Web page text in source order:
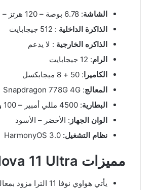
الشاشة: 6.78 بوصة – 120 هرتز – OLED
الذاكرة الداخلية : 512 جيجابايت
الذاكره الخارجية : لا يدعم
الرام: 12 جيجابايت
الكاميرا: 50 + 8 ميجابكسل
المعالج: Snapdragon 778G 4G
البطارية: 4500 مللي أمبير – 100 واط – بطارية ليثيوم بو – غير قابلة للإزالة
الوان الجهاز : الأخضر – الأسود
نظام التشغيل:HarmonyOS 3.0
مميزات Huawei Nova 11 Ultra
يأتي هواوي نوفا 11 الترا مزود بمعالج Snapdragon 778G ثماني النواة بتردد 2.4 و 1.8 جيجاهرتز وبدقة تصنيع 6 نانومتر.